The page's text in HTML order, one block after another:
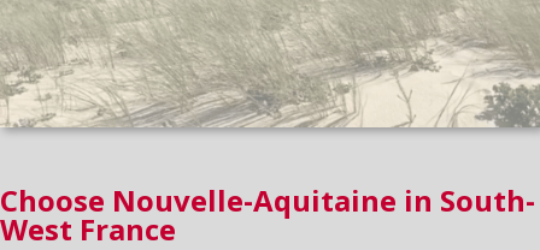
Choose Nouvelle-Aquitaine in South-
West France